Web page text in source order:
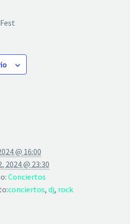
@ 16:00
2024 @ 23:30
Conciertos
conciertos, dj, rock